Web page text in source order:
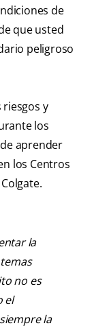
de
que usted
peligroso
riesgos y
los
aprender
los Centros
la
no es
el
la